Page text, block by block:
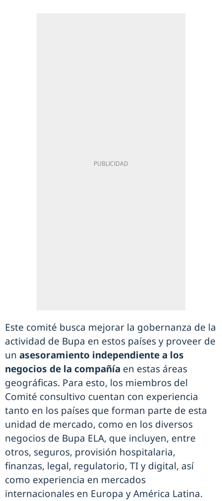
Este comité busca mejorar la gobernanza de la
actividad de Bupa en estos países y proveer de
un asesoramiento independiente a los
negocios de la compañía en estas áreas
geográficas. Para esto, los miembros del
Comité consultivo cuentan con experiencia
tanto en los países que forman parte de esta
unidad de mercado, como en los diversos
negocios de Bupa ELA, que incluyen, entre
otros, seguros, provisión hospitalaria,
finanzas, legal, regulatorio, TI y digital, así
como experiencia en mercados
internacionales en Europa y América Latina.